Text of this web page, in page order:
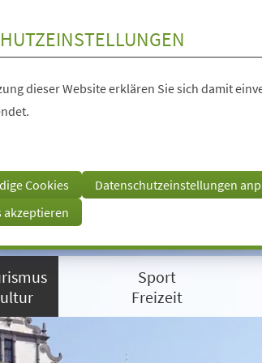
dieser Website erklären Sie sich damit
Cookies
Datenschutzeinstellungen
akzeptieren
Sport
Freizeit